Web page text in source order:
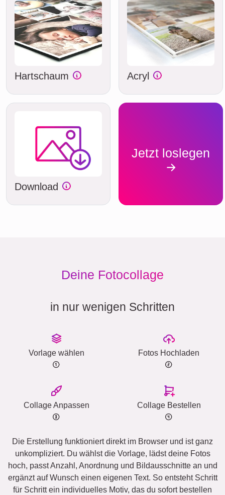
Hartschaum Acryl
Download
Jetzt loslegen
Deine Fotocollage
in nur wenigen Schritten
Vorlage wählen Fotos Hochladen
Collage Anpassen Collage Bestellen
Die Erstellung funktioniert direkt im Browser und ist ganz
unkompliziert. Du wählst die Vorlage, lädst deine Fotos
hoch, passt Anzahl, Anordnung und Bildausschnitte an und
ergänzt auf Wunsch einen eigenen Text. So entsteht Schritt
für Schritt ein individuelles Motiv, das du sofort bestellen